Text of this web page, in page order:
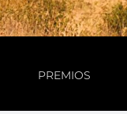
PREMIOS